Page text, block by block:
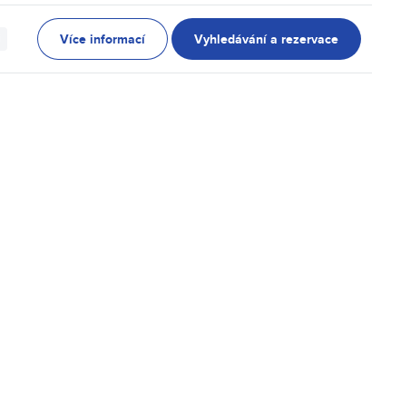
Více informací Vyhledávání a rezervace